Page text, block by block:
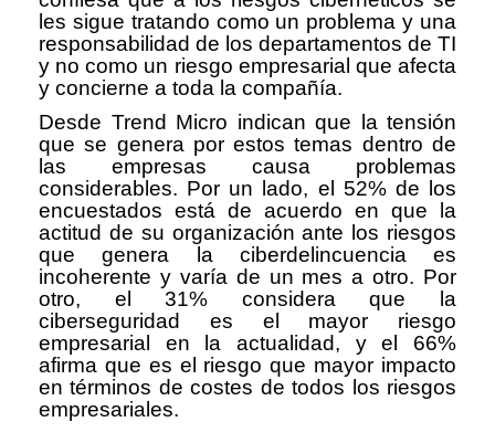
les sigue tratando como un problema y una
responsabilidad de los departamentos de TI
y no como un riesgo empresarial que afecta
y concierne a toda la compañía.
Desde Trend Micro indican que la tensión
que se genera por estos temas dentro de
las empresas causa problemas
considerables. Por un lado, el 52% de los
encuestados está de acuerdo en que la
actitud de su organización ante los riesgos
que genera la ciberdelincuencia es
incoherente y varía de un mes a otro. Por
otro, el 31% considera que la
ciberseguridad es el mayor riesgo
empresarial en la actualidad, y el 66%
afirma que es el riesgo que mayor impacto
en términos de costes de todos los riesgos
empresariales.